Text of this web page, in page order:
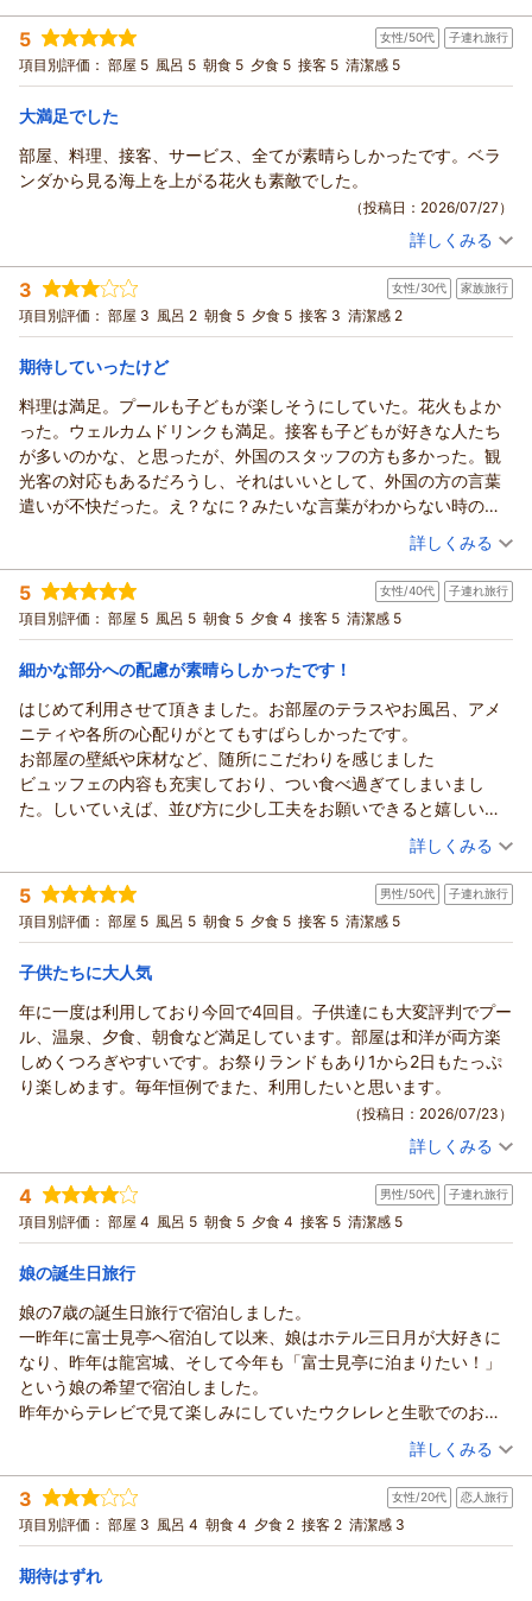
プールへのアクセスやガバナでのひととき、そしてお食事や飲
み物まで、ホテルでの滞在を存分にお楽しみいただけた様子が
伺え、私共も心より嬉しく拝読いたしました。
「次回からもぜひ利用したい」という温かいお言葉は、私共ス
タッフにとって何よりの励みでございます。
るよう、サービスの向上に努めてまいります。
また皆様にお目にかかれる日を、スタッフ一同心よりお待ち申
（返信日：2026/08/04）
宿泊時期： 2026年07月宿泊 (家族旅行)
投稿者： かぴさん
宿泊プラン： 【じゃらんスペシャルウィーク】フリーフロー＆ビュッフェ☆
和洋室 朝・夕
宿泊価格帯： 30,001円以上(大人一人あたり/税込)
龍宮城スパ・ホテル三日月 富士見亭からの返信
かぴ 様
この度は当ホテルをご利用いただき、誠にありがとうございま
また、お忙しい中温かいご感想をお寄せいただきましたこと、
重ねて御礼申し上げます。
お食事にご満足いただけたとのこと、大変嬉しく拝読いたしま
した。
当自慢のバイキングは、選ぶ楽しさも味わっていただけるよう
お言葉は私共にとっても大きな励みとなります。
また、お母様のお誕生日という大切な記念日に当ホテルをお選
びいただき、光栄でございます。
お写真をお撮りした際の、照れながらも喜んでいらしたお母様
のご様子を思い浮かべ、私共まで温かい気持ちになりました。
素敵な思い出作りのお手伝いができましたこと、スタッフ一同
これからも皆様に笑顔でお過ごしいただけるホテルを目指して
まいります。
またお祝い事やご旅行の機会がございましたら、ぜひ皆様で遊
びにいらしてください。
またのお越しを心よりお待ち申し上げております。
（返信日：2026/08/01）
5 女性/50代 子連れ旅行
項目別評価： 部屋 5 風呂 5 朝食 5 夕食 5 接客 5 清潔感 5
大満足でした
部屋、料理、接客、サービス、全てが素晴らしかったです。ベラ
ンダから見る海上を上がる花火も素敵でした。
（投稿日：2026/07/27）
投稿者： ロロさん(女性/50代)
宿泊プラン： 【三日月スタンダード】フリーフロー＆ビュッフェ
和洋室
朝・夕
宿泊価格帯： 30,001円以上(大人一人あたり/税込)
この度は当ホテルにご宿泊いただき、誠にありがとうございま
した。
お部屋やお料理、接客に至るまで、全ての項目において
お褒めの言葉を頂戴し、スタッフ一同大変光栄に存じます。
より一層のサービス向上に努めてまいります。
また季節を変えてお越しいただけますことを、心よりお待ち申
し上げております。
詳しくみる
3 女性/30代 家族旅行
項目別評価： 部屋 3 風呂 2 朝食 5 夕食 5 接客 3 清潔感 2
期待していったけど
料理は満足。プールも子どもが楽しそうにしていた。花火もよか
った。ウェルカムドリンクも満足。接客も子どもが好きな人たち
が多いのかな、と思ったが、外国のスタッフの方も多かった。観
光客の対応もあるだろうし、それはいいとして、外国の方の言葉
遣いが不快だった。え？なに？みたいな言葉がわからない時の聞
き返し方は改めた方がいいのでは。ここに行きたいんですけど？
って聞いただけです。お風呂は鏡の水垢が汚かった。うろこみた
いな。特別室を予約したけど、掃除が行き届いてなかったかなと
思った。いいところもあったけど。
（投稿日：2026/07/26）
宿泊時期： 2026年07月宿泊 (家族旅行)
投稿者： いーさん
宿泊プラン： 【じゃらんスペシャルウィーク】フリーフロー＆ビュッフェ
和洋室 朝・夕
宿泊価格帯： 30,001円以上(大人一人あたり/税込)
龍宮城スパ・ホテル三日月 富士見亭からの返信
いー 様
この度は当ホテルをご利用いただき、誠にありがとうございま
した。
また、ご多忙の折に貴重なご感想をお寄せいただきましたこ
お食事やプール、花火、そしてウェルカムドリンクに至るま
で、多くの点でお褒めのお言葉をいただき、大変光栄に存じま
す。
特にお子様が楽しそうに過ごされていたとのこと、私共も大変
嬉しく拝読いたしました。
不快な思いをさせてしまいましたこと、深くお詫び申し上げま
す。
お尋ねいただいた際、言葉がわからないからといって失礼な聞
き返しをするなど、サービス業に従事する者としてあってはな
また、お部屋の清掃につきましても、ご期待を裏切る結果とな
せっかく特別室をご予約いただいたにもかかわらず、鏡の水垢
など清掃が行き届いていなかったことは、私共の管理不足であ
り猛省しております。
頂戴いたしましたご指摘を真摯に受け止め、どのお客様にも心
に努めてまいります。
勝手なお願いではございますが、また機会がございましたら、
ぜひ挽回の機会をいただけますと幸いです。
お客様のまたのご来館を、スタッフ一同心よりお待ち申し上げ
ております。
（返信日：2026/07/28）
詳しくみる
5 女性/40代 子連れ旅行
項目別評価： 部屋 5 風呂 5 朝食 5 夕食 4 接客 5 清潔感 5
細かな部分への配慮が素晴らしかったです！
はじめて利用させて頂きました。お部屋のテラスやお風呂、アメ
ニティや各所の心配りがとてもすばらしかったです。
お部屋の壁紙や床材など、随所にこだわりを感じました
ビュッフェの内容も充実しており、つい食べ過ぎてしまいまし
た。しいていえば、並び方に少し工夫をお願いできると嬉しいで
す。混む時間帯に一部の料理の列が1列に並んでしまっており、少
花火がお部屋から見えて、子供がとても喜んでおりました。次回
は両親も連れてぜひまた利用したいホテルです。
（投稿日：2026/07/26）
宿泊時期： 2026年07月宿泊 (子連れ旅行)
投稿者： ペコエさん
宿泊プラン： 【三日月スタンダード】フリーフロー＆ビュッフェ
朝・夕
宿泊価格帯： 30,001円以上(大人一人あたり/税込)
龍宮城スパ・ホテル三日月 富士見亭からの返信
ペコエ 様
この度は、数あるホテルの中から当ホテルを初めてご利用いた
だき、誠にありがとうございました。
お部屋のテラスやしつらえ、アメニティに至るまで、私共のこ
だわりを感じていただけましたこと、大変光栄に存じます。内
装の細部にまでお目を留めてくださり、スタッフ一同大きな励
みとなりました。
ビュッフェのお食事につきましても、お褒めのお言葉をいただ
一方で、お料理の列に関しましてご不便をおかけし、誠に申し
訳ございませんでした。混雑時でもスムーズにお料理をお取り
いただけるよう、導線や並び方の改善を検討してまいります。
貴重なご意見をお寄せいただき、心より感謝申し上げます。
また、お部屋からの花火にお子様がお喜びいただけたとのこ
と、私共も大変嬉しく拝読いたしました。ご家族の素敵な思い
出の一助となれたのであれば、これ以上の喜びはございませ
次回はぜひご両親もご一緒に、皆様でお越しくださいませ。
またお会いできる日を、スタッフ一同心よりお待ち申し上げて
おります。
（返信日：2026/07/28）
詳しくみる
5 男性/50代 子連れ旅行
項目別評価： 部屋 5 風呂 5 朝食 5 夕食 5 接客 5 清潔感 5
子供たちに大人気
年に一度は利用しており今回で4回目。子供達にも大変評判でプー
ル、温泉、夕食、朝食など満足しています。部屋は和洋が両方楽
しめくつろぎやすいです。お祭りランドもあり1から2日もたっぷ
り楽しめます。毎年恒例でまた、利用したいと思います。
（投稿日：2026/07/23）
投稿者： はるさん(男性/50代)
宿泊プラン： 【じゃらんスペシャルウィーク】フリーフロー＆ビュッフェ
和洋室 朝・夕
宿泊価格帯： 30,001円以上(大人一人あたり/税込)
はる 様
この度は、当ホテルを再びご利用いただき誠にありがとうござ
います。
今回で4回目のご宿泊とのこと、毎年の恒例行事として大切な
お時間を当ホテルでお過ごしいただけますこと、大変光栄に存
お子様方にも大変ご好評をいただき、プールや温泉、そしてお
食事についてもご満足いただけたご様子を伺い、スタッフ一同
何よりの励みとなります。
和洋室でのひとときや、お祭りランドでの楽しい思い出が、ご
家族皆様の素敵な記憶の一部となっていれば幸いです。
詳しくみる
4 男性/50代 子連れ旅行
項目別評価： 部屋 4 風呂 5 朝食 5 夕食 4 接客 5 清潔感 5
娘の誕生日旅行
娘の7歳の誕生日旅行で宿泊しました。
一昨年に富士見亭へ宿泊して以来、娘はホテル三日月が大好きに
なり、昨年は龍宮城、そして今年も「富士見亭に泊まりたい！」
という娘の希望で宿泊しました。
昨年からテレビで見て楽しみにしていたウクレレと生歌でのお誕
生日のお祝いを実際にしていただき、娘は生まれて初めて嬉し涙
を流すほど感動していました。その姿に親の私も胸がいっぱいに
なり、家族にとって忘れられない誕生日旅行になりました。
スタッフの皆さまの温かいおもてなしに心より感謝いたします。
ありがとうございました。
（投稿日：2026/07/12）
宿泊時期： 2026年07月宿泊 (子連れ旅行)
投稿者： まっちさん
宿泊プラン： 【三日月スタンダード】フリーフロー＆ビュッフェ
朝・夕
宿泊価格帯：
詳しくみる
3 女性/20代 恋人旅行
項目別評価： 部屋 3 風呂 4 朝食 4 夕食 2 接客 2 清潔感 3
期待はずれ